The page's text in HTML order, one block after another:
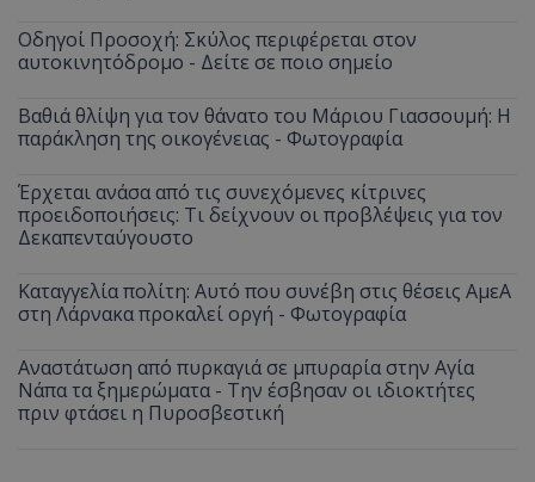
Οδηγοί Προσοχή: Σκύλος περιφέρεται στον
αυτοκινητόδρομο - Δείτε σε ποιο σημείο
Βαθιά θλίψη για τον θάνατο του Μάριου Γιασσουμή: Η
παράκληση της οικογένειας - Φωτογραφία
Έρχεται ανάσα από τις συνεχόμενες κίτρινες
προειδοποιήσεις: Τι δείχνουν οι προβλέψεις για τον
Δεκαπενταύγουστο
Καταγγελία πολίτη: Αυτό που συνέβη στις θέσεις ΑμεΑ
στη Λάρνακα προκαλεί οργή - Φωτογραφία
Αναστάτωση από πυρκαγιά σε μπυραρία στην Αγία
Νάπα τα ξημερώματα - Την έσβησαν οι ιδιοκτήτες
πριν φτάσει η Πυροσβεστική